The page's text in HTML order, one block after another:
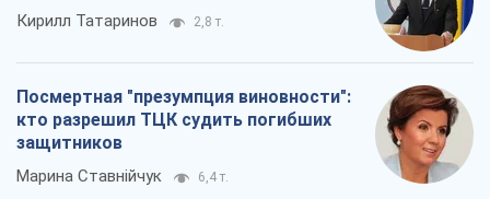
Кирилл Татаринов 2,8 т.
Посмертная "презумпция виновности":
кто разрешил ТЦК судить погибших
защитников
Марина Ставнійчук 6,4 т.